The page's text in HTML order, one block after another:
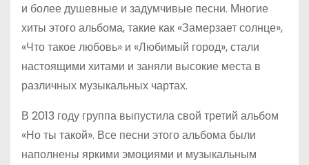
и более душевные и задумчивые песни. Многие
хиты этого альбома, такие как «Замерзает солнце»,
«Что такое любовь» и «Любимый город», стали
настоящими хитами и заняли высокие места в
различных музыкальных чартах.
В 2013 году группа выпустила свой третий альбом
«Но ты такой». Все песни этого альбома были
наполнены яркими эмоциями и музыкальным